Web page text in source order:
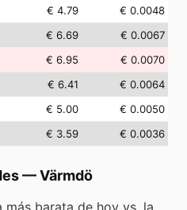
€ 4.79
€ 0.0048
€ 6.69
€ 0.0067
€ 6.95
€ 0.0070
€ 6.41
€ 0.0064
€ 5.00
€ 0.0050
€ 3.59 € 0.0036
—Värmdö
más barata de hoy vs. la